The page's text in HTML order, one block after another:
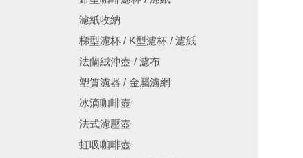
濾紙收納
梯型濾杯 / K型濾杯 / 濾紙
法蘭絨沖壺 / 濾布
塑質濾器 / 金屬濾網
冰滴咖啡壺
法式濾壓壺
虹吸咖啡壺